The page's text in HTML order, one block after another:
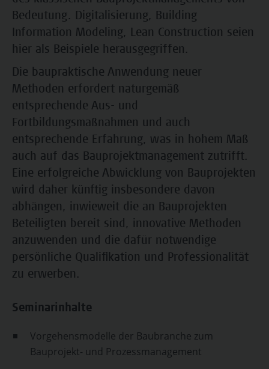
Bedeutung. Digitalisierung, Building
Information Modeling, Lean Construction seien
hier als Beispiele herausgegriffen.
Die baupraktische Anwendung neuer
Methoden erfordert naturgemäß
entsprechende Aus- und
Fortbildungsmaßnahmen und auch
entsprechende Erfahrung, was in hohem Maß
auch auf das Bauprojektmanagement zutrifft.
Eine erfolgreiche Abwicklung von Bauprojekten
wird daher künftig insbesondere davon
abhängen, inwieweit die an Bauprojekten
Beteiligten bereit sind, innovative Methoden
anzuwenden und die dafür notwendige
persönliche Qualifikation und Professionalität
zu erwerben.
Seminarinhalte
Vorgehensmodelle der Baubranche zum
Bauprojekt- und Prozessmanagement